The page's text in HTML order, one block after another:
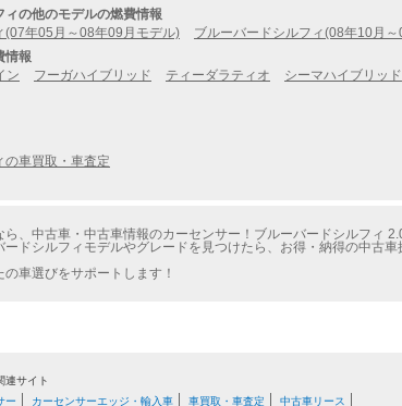
の他のモデルの燃費情報
(07年05月～08年09月モデル)
ブルーバードシルフィ(08年10月
情報
ン フーガハイブリッド ティーダラティオ シーマハイブリッド
の車買取・車査定
、中古車・中古車情報のカーセンサー！ブルーバードシルフィ
ードシルフィモデルやグレードを見つけたら、お得・納得の中古
車選びをサポートします！
連サイト
ー
カーセンサーエッジ・輸入車 車買取・車査定 中古車リース